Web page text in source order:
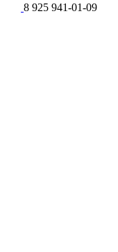
8 925 941-01-09